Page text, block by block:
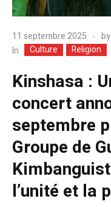
11 septembre 2025 by
In
Culture Religion
Kinshasa :
concert
septembre
Groupe de
l’unité et la